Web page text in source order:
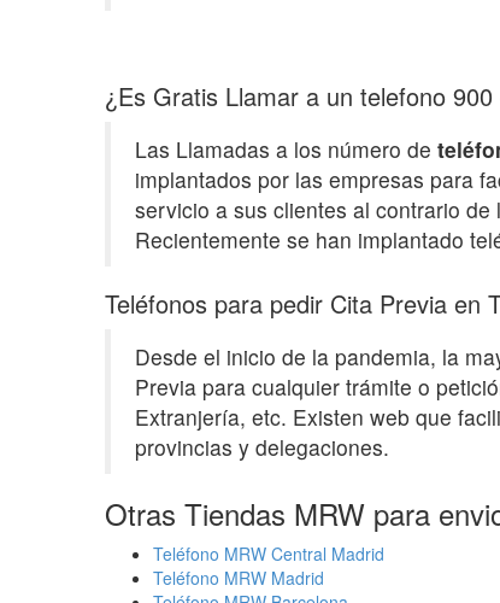
¿Es Gratis Llamar a un telefono
Las Llamadas a los número de
implantados por las empresas para
servicio a sus clientes al contrario
Recientemente se han implantado
Teléfonos para pedir Cita Previa en
Desde el inicio de la pandemia, la
Previa para cualquier trámite o
Extranjería, etc. Existen web que
provincias y delegaciones.
Otras Tiendas MRW para
Teléfono MRW Central Madrid
Teléfono MRW Madrid